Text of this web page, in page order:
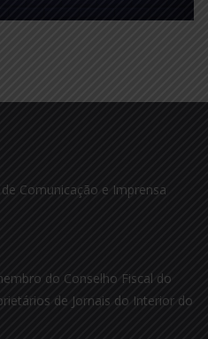
Comunicação e Imprensa
do Conselho Fiscal do
de Jornais do Interior do